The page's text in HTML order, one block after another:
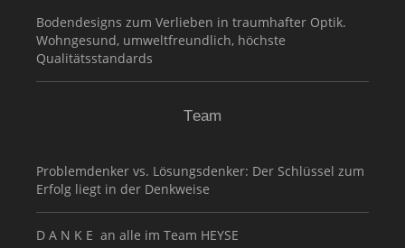
Bodendesigns zum Verlieben in traumhafter Optik.
Wohngesund, umweltfreundlich, höchste
Qualitätsstandards
Team
Problemdenker vs. Lösungsdenker: Der Schlüssel zum
Erfolg liegt in der Denkweise
D A N K E an alle im Team HEYSE